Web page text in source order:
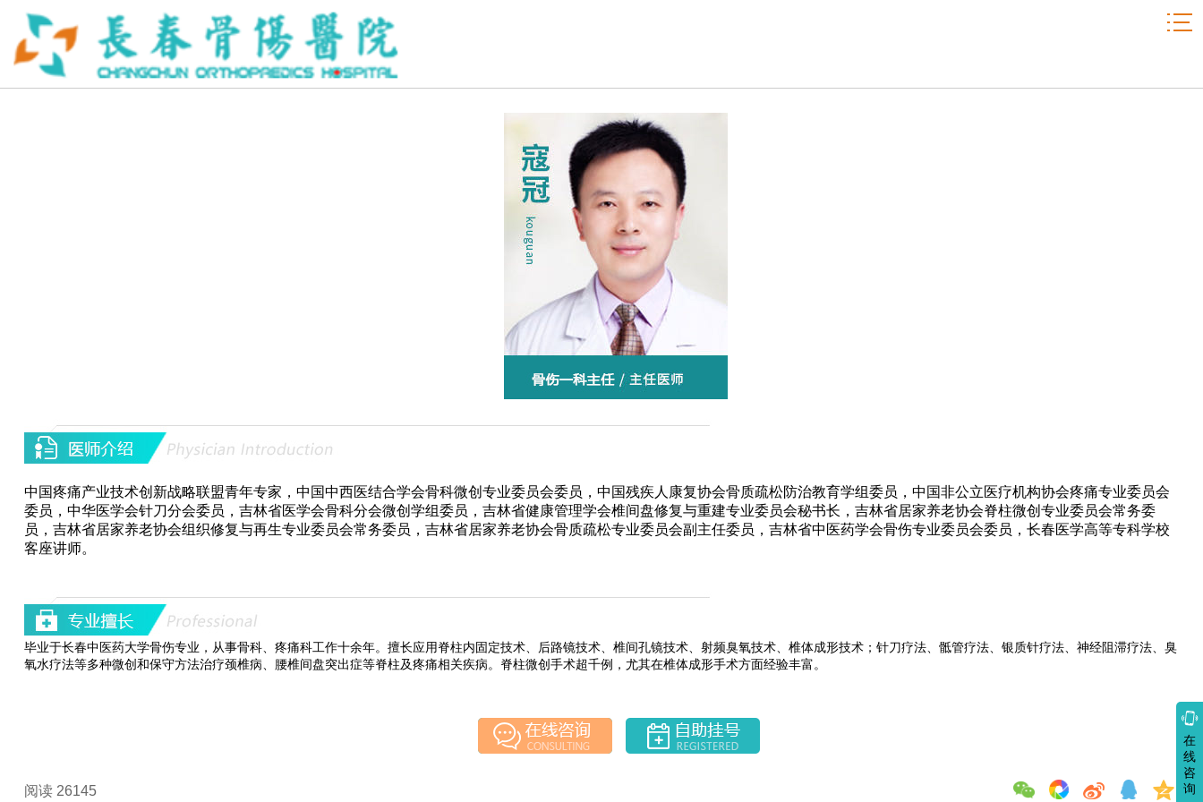

中国疼痛产业技术创新战略联盟青年专家，中国中西医结合学会骨科微创专业委员会委员，中国残疾人康复协会骨质疏松防治教育学组委员，中国非公立医疗机构协会疼痛专业委员会
委员，中华医学会针刀分会委员，吉林省医学会骨科分会微创学组委员，吉林省健康管理学会椎间盘修复与重建专业委员会秘书长，吉林省居家养老协会脊柱微创专业委员会常务委
员，吉林省居家养老协会组织修复与再生专业委员会常务委员，吉林省居家养老协会骨质疏松专业委员会副主任委员，吉林省中医药学会骨伤专业委员会委员，长春医学高等专科学校
客座讲师。
毕业于长春中医药大学骨伤专业，从事骨科、疼痛科工作十余年。擅长应用脊柱内固定技术、后路镜技术、椎间孔镜技术、射频臭氧技术、椎体成形技术；针刀疗法、骶管疗法、银质针疗法、神经阻滞疗法、臭
氧水疗法等多种微创和保守方法治疗颈椎病、腰椎间盘突出症等脊柱及疼痛相关疾病。脊柱微创手术超千例，尤其在椎体成形手术方面经验丰富。
阅读 26145

在
线
咨
询